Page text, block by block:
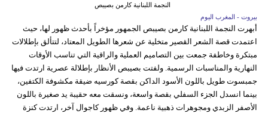
النجمة اللبنانية كارمن بصيبص
بيروت - المغرب اليوم
أبهرت النجمة اللبنانية كارمن بصيبص الجمهور مؤخراً بأحدث ظهور لها، حيث
اعتمدت قصة الشعر القصير متخلية عن شعرها الطويل المعتاد، لتتألق بإطلالات
مبتكرة وخاطفة جمعت بين التصاميم العملية والراقية التي تناسب الأوقات
النهارية والمناسبات الرسمية. ولفتت بصيبص الأنظار بإطلالة عصرية ارتدت فيها
جمبسوت طويل باللون الأسود الداكن بقصة كورسيه ضيقة مكشوفة الكتفين،
بينما انسدل الجزء السفلي بقصة واسعة، ونسقت معه حقيبة يد صغيرة باللون
الأصفر الزبدي ومجوهرات ذهبية ناعمة. وفي ظهور كاجوال آخر، ارتدت كنزة